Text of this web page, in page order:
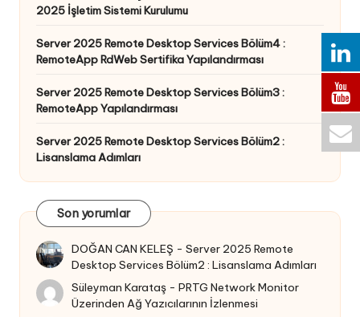
2025 İşletim Sistemi Kurulumu
Server 2025 Remote Desktop Services Bölüm4 :
RemoteApp RdWeb Sertifika Yapılandırması
Server 2025 Remote Desktop Services Bölüm3 :
RemoteApp Yapılandırması
Server 2025 Remote Desktop Services Bölüm2 :
Lisanslama Adımları
Son yorumlar
DOĞAN CAN KELEŞ -Server 2025 Remote
Desktop Services Bölüm2 : Lisanslama Adımları
Süleyman Karataş -PRTG Network Monitor
Üzerinden Ağ Yazıcılarının İzlenmesi